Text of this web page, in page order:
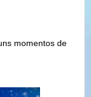
momentos de